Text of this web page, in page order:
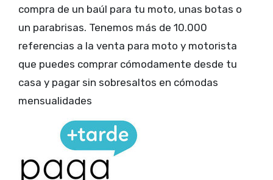
compra de un baúl para tu moto, unas botas o
un parabrisas. Tenemos más de 10.000
referencias a la venta para moto y motorista
que puedes comprar cómodamente desde tu
casa y pagar sin sobresaltos en cómodas
mensualidades